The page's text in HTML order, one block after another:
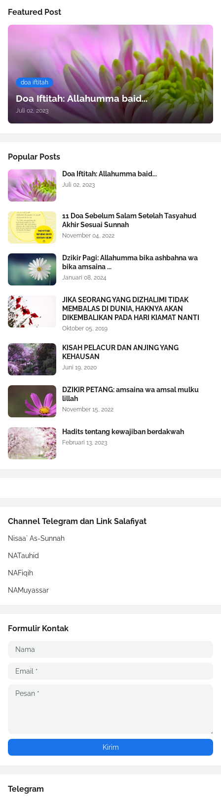
Featured Post
doa iftitah
Doa Iftitah: Allahumma baid...
Juli 02, 2023
Popular Posts
Doa Iftitah: Allahumma baid...
Juli 02, 2023
11 Doa Sebelum Salam Setelah Tasyahud
Akhir Sesuai Sunnah
November 04, 2022
Dzikir Pagi: Allahumma bika ashbahna wa
bika amsaina ...
Januari 08, 2024
JIKA SEORANG YANG DIZHALIMI TIDAK
MEMBALAS DI DUNIA, HAKNYA AKAN
DIKEMBALIKAN PADA HARI KIAMAT NANTI
Oktober 05, 2019
KISAH PELACUR DAN ANJING YANG
KEHAUSAN
Juni 19, 2020
DZIKIR PETANG: amsaina wa amsal mulku
lillah
November 15, 2022
Hadits tentang kewajiban berdakwah
Februari 13, 2023
Channel Telegram dan Link Salafiyat
Nisaa` As-Sunnah
NATauhid
NAFiqih
NAMuyassar
Formulir Kontak
Telegram